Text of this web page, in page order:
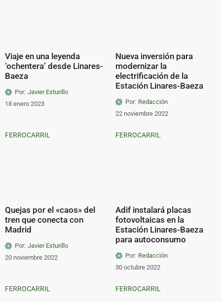
Viaje en una leyenda
‘ochentera’ desde Linares-
Baeza
Por: Javier Esturillo
18 enero 2023
Nueva inversión para
modernizar la
electrificación de la
Estación Linares-Baeza
Por: Redacción
22 noviembre 2022
FERROCARRIL
Quejas por el «caos» del
tren que conecta con
Madrid
Por: Javier Esturillo
20 noviembre 2022
FERROCARRIL
Adif instalará placas
fotovoltaicas en la
Estación Linares-Baeza
para autoconsumo
Por: Redacción
30 octubre 2022
FERROCARRIL FERROCARRIL